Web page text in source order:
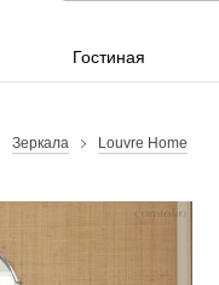
Гостиная
Зеркала Louvre Home